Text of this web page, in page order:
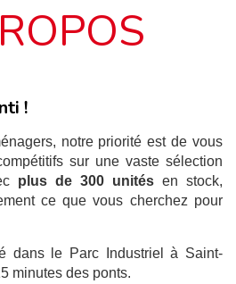
!
notre priorité est de vous
sur une vaste sélection
plus de 300 unités en stock,
ce que vous cherchez pour
dans le Parc Industriel à Saint-
minutes des ponts.